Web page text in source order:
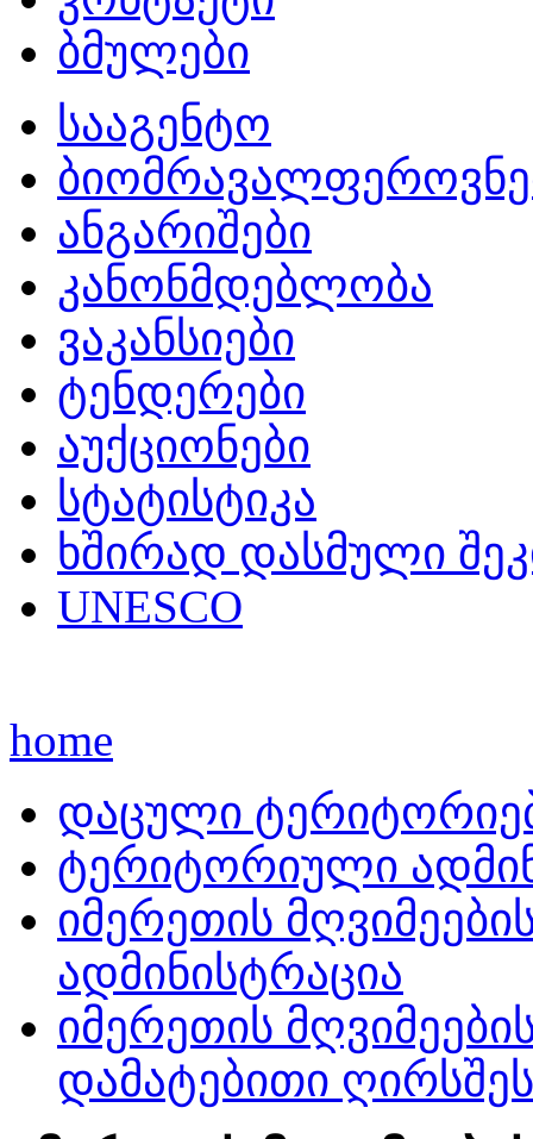
ბმულები
სააგენტო
ანგარიშები
კანონმდებლობა
ვაკანსიები
ტენდერები
აუქციონები
სტატისტიკა
ხშირად დასმული
UNESCO
home
დაცული
ტერიტორიული
იმერეთის
ადმინისტრაცია
იმერეთის
დამატებითი